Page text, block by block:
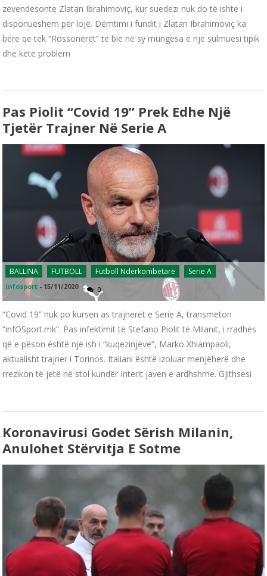
zëvendësonte Zlatan Ibrahimoviç, kur suedezi nuk do të ishte i
disponueshëm për lojë. Dëmtimi i fundit i Zlatan Ibrahimoviç ka
bërë që tek “Rossonerët” të bie në sy mungesa e një sulmuesi tipik
dhe këtë problem
Pas Piolit “Covid 19” Prek Edhe Një
Tjetër Trajner Në Serie A
BALLINA FUTBOLL Futboll Ndërkombëtarë Serie A
infosport - 15/11/2020 0
“Covid 19” nuk po kursen as trajnerët e Serie A, transmeton
“infOSport.mk”. Pas infektimit të Stefano Piolit të Milanit, i rradhës
që e pëson është një ish i “kuqezinjëve”, Marko Xhiampaoli,
aktualisht trajner i Torinos. Italiani është izoluar menjëherë dhe
rrezikon të jetë në stol kundër Interit javën e ardhshme. Gjithsesi
Koronavirusi Godet Sërish Milanin,
Anulohet Stërvitja E Sotme